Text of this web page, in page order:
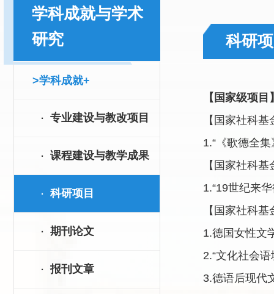
学科成就与学术
研究
>学科成就+
· 专业建设与教改项目
· 课程建设与教学成果
· 科研项目
· 期刊论文
· 报刊文章
科研
【国家级项目
【国家社科
1.“ 《歌德全
【国家社科
1.“19世纪来
【国家社科
1.德国女性文
2.“文化社会
3.德语后现代